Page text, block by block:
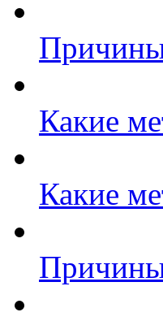
Причины
Какие
Какие
Причины